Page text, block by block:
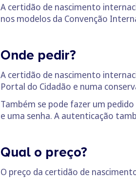
A certidão de nascimento
nos modelos da Convenção
Onde pedir?
A certidão de nascimento
Portal do Cidadão e numa
Também se pode fazer um
e uma senha. A autenticação
Qual o preço?
O preço da certidão de